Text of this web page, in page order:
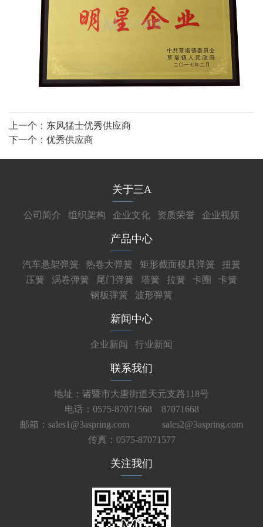
上一个： 东风猛士优秀供应商
下一个： 优秀供应商
关于三A
公司简介 组织架构 企业文化 资质荣誉 企业视频
产品中心
汽车悬架弹簧 热卷大弹簧 矩形截面模具弹簧
扭簧
压簧
涡卷弹簧 尾门弹簧 塔簧 拉簧 卡圈
卡簧
钢板弹簧
波形弹簧
新闻中心
企业新闻 行业新闻
联系我们
地址：诸暨市大唐街道天元支路118号
电话：0575-87071568 87071668
邮箱：sales1@3aspring.com
sales2@3aspring.com
传真：0575-87071577
关注我们